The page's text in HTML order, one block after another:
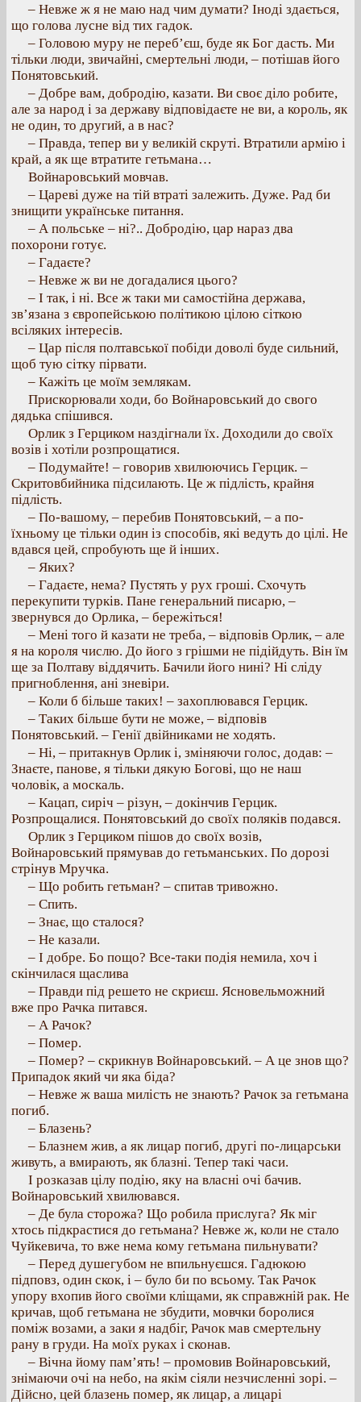
– Невже ж я не маю над чим думати? Іноді здається,
що голова лусне від тих гадок.
– Головою муру не переб’єш, буде як Бог дасть. Ми
тільки люди, звичайні, смертельні люди, – потішав його
Понятовський.
– Добре вам, добродію, казати. Ви своє діло робите,
але за народ і за державу відповідаєте не ви, а король, як
не один, то другий, а в нас?
– Правда, тепер ви у великій скруті. Втратили армію і
край, а як ще втратите гетьмана…
Войнаровський мовчав.
– Цареві дуже на тій втраті залежить. Дуже. Рад би
знищити українське питання.
– А польське – ні?.. Добродію, цар нараз два
похорони готує.
– Гадаєте?
– Невже ж ви не догадалися цього?
– І так, і ні. Все ж таки ми самостійна держава,
зв’язана з європейською політикою цілою сіткою
всіляких інтересів.
– Цар після полтавської побіди доволі буде сильний,
щоб тую сітку пірвати.
– Кажіть це моїм землякам.
Прискорювали ходи, бо Войнаровський до свого
дядька спішився.
Орлик з Герциком наздігнали їх. Доходили до своїх
возів і хотіли розпрощатися.
– Подумайте! – говорив хвилюючись Герцик. –
Скритовбийника підсилають. Це ж підлість, крайня
підлість.
– По-вашому, – перебив Понятовський, – а по-
їхньому це тільки один із способів, які ведуть до цілі. Не
вдався цей, спробують ще й інших.
– Яких?
– Гадаєте, нема? Пустять у рух гроші. Схочуть
перекупити турків. Пане генеральний писарю, –
звернувся до Орлика, – бережіться!
– Мені того й казати не треба, – відповів Орлик, – але
я на короля числю. До його з грішми не підійдуть. Він їм
ще за Полтаву віддячить. Бачили його нині? Ні сліду
пригноблення, ані зневіри.
– Коли б більше таких! – захоплювався Герцик.
– Таких більше бути не може, – відповів
Понятовський. – Генії двійниками не ходять.
– Ні, – притакнув Орлик і, зміняючи голос, додав: –
Знаєте, панове, я тільки дякую Богові, що не наш
чоловік, а москаль.
– Кацап, сиріч – різун, – докінчив Герцик.
Розпрощалися. Понятовський до своїх поляків подався.
Орлик з Герциком пішов до своїх возів,
Войнаровський прямував до гетьманських. По дорозі
стрінув Мручка.
– Що робить гетьман? – спитав тривожно.
– Спить.
– Знає, що сталося?
– Не казали.
– І добре. Бо пощо? Все-таки подія немила, хоч і
скінчилася щаслива
– Правди під решето не скриєш. Ясновельможний
вже про Рачка питався.
– А Рачок?
– Помер.
– Помер? – скрикнув Войнаровський. – А це знов що?
Припадок який чи яка біда?
– Невже ж ваша милість не знають? Рачок за гетьмана
погиб.
– Блазень?
– Блазнем жив, а як лицар погиб, другі по-лицарськи
живуть, а вмирають, як блазні. Тепер такі часи.
І розказав цілу подію, яку на власні очі бачив.
Войнаровський хвилювався.
– Де була сторожа? Що робила прислуга? Як міг
хтось підкрастися до гетьмана? Невже ж, коли не стало
Чуйкевича, то вже нема кому гетьмана пильнувати?
– Перед душегубом не впильнуєшся. Гадюкою
підповз, один скок, і – було би по всьому. Так Рачок
упору вхопив його своїми кліщами, як справжній рак. Не
кричав, щоб гетьмана не збудити, мовчки боролися
поміж возами, а заки я надбіг, Рачок мав смертельну
рану в груди. На моїх руках і сконав.
– Вічна йому пам’ять! – промовив Войнаровський,
знімаючи очі на небо, на якім сіяли незчисленні зорі. –
Дійсно, цей блазень помер, як лицар, а лицарі